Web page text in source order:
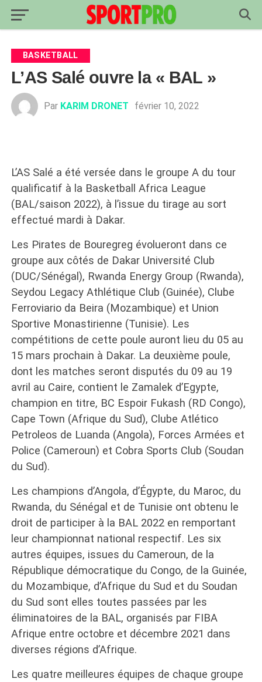
BASKETBALL
L’AS Salé ouvre la « BAL »
Par KARIM DRONET février 10, 2022
L’AS Salé a été versée dans le groupe A du tour
qualificatif à la Basketball Africa League
(BAL/saison 2022), à l’issue du tirage au sort
effectué mardi à Dakar.
Les Pirates de Bouregreg évolueront dans ce
groupe aux côtés de Dakar Université Club
(DUC/Sénégal), Rwanda Energy Group (Rwanda),
Seydou Legacy Athlétique Club (Guinée), Clube
Ferroviario da Beira (Mozambique) et Union
Sportive Monastirienne (Tunisie). Les
compétitions de cette poule auront lieu du 05 au
15 mars prochain à Dakar. La deuxième poule,
dont les matches seront disputés du 09 au 19
avril au Caire, contient le Zamalek d’Egypte,
champion en titre, BC Espoir Fukash (RD Congo),
Cape Town (Afrique du Sud), Clube Atlético
Petroleos de Luanda (Angola), Forces Armées et
Police (Cameroun) et Cobra Sports Club (Soudan
du Sud).
Les champions d’Angola, d’Égypte, du Maroc, du
Rwanda, du Sénégal et de Tunisie ont obtenu le
droit de participer à la BAL 2022 en remportant
leur championnat national respectif. Les six
autres équipes, issues du Cameroun, de la
République démocratique du Congo, de la Guinée,
du Mozambique, d’Afrique du Sud et du Soudan
du Sud sont elles toutes passées par les
éliminatoires de la BAL, organisés par FIBA
Afrique entre octobre et décembre 2021 dans
diverses régions d’Afrique.
Les quatre meilleures équipes de chaque groupe